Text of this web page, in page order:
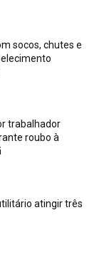
socos, chutes e
trabalhador
roubo à
atingir três